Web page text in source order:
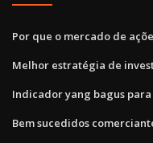
Por que o mercado de
Melhor estratégia de
Indicador yang bagus
Bem sucedidos